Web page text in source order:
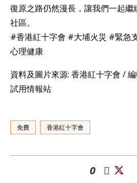
復原之路仍然漫長，讓我們一起繼
社區。
#香港紅十字會 #大埔火災 #緊急
心理健康
資料及圖片來源: 香港紅十字會 /
試用情報站
免費 香港紅十字會
0